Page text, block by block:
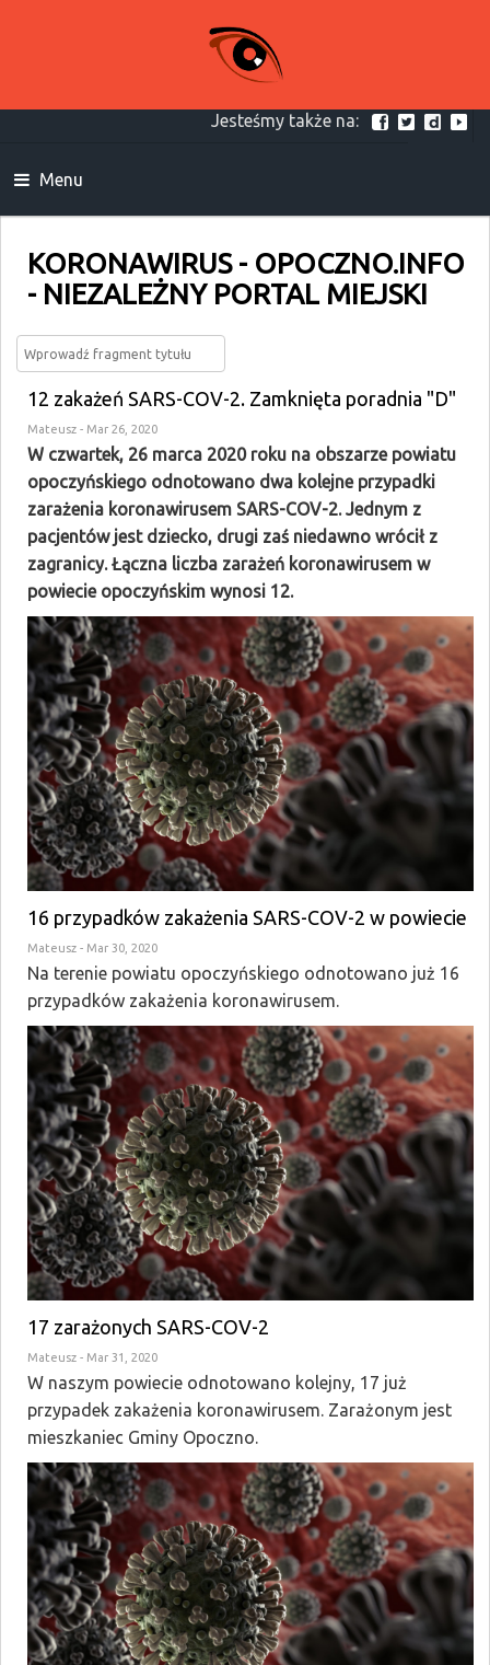
Jesteśmy także na:
Menu
KORONAWIRUS - OPOCZNO.INFO
- NIEZALEŻNY PORTAL MIEJSKI
12 zakażeń SARS-COV-2. Zamknięta poradnia "D"
Mateusz - Mar 26, 2020
W czwartek, 26 marca 2020 roku na obszarze powiatu
opoczyńskiego odnotowano dwa kolejne przypadki
zarażenia koronawirusem SARS-COV-2. Jednym z
pacjentów jest dziecko, drugi zaś niedawno wrócił z
zagranicy. Łączna liczba zarażeń koronawirusem w
powiecie opoczyńskim wynosi 12.
16 przypadków zakażenia SARS-COV-2 w powiecie
Mateusz - Mar 30, 2020
Na terenie powiatu opoczyńskiego odnotowano już 16
przypadków zakażenia koronawirusem.
17 zarażonych SARS-COV-2
Mateusz - Mar 31, 2020
W naszym powiecie odnotowano kolejny, 17 już
przypadek zakażenia koronawirusem. Zarażonym jest
mieszkaniec Gminy Opoczno.